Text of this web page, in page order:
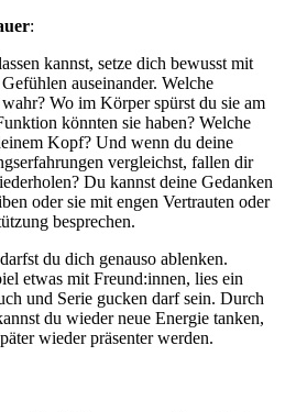
:
kannst, setze dich bewusst mit
auseinander. Welche
Wo im Körper spürst du sie am
könnten sie haben? Welche
Kopf? Und wenn du deine
vergleichst, fallen dir
Du kannst deine Gedanken
oder sie mit engen Vertrauten oder
besprechen.
du dich genauso ablenken.
etwas mit Freund:innen, lies ein
und Serie gucken darf sein. Durch
du wieder neue Energie tanken,
wieder präsenter werden.